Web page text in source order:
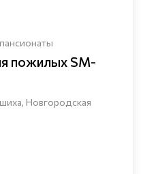
пожилых SM-
Новгородская